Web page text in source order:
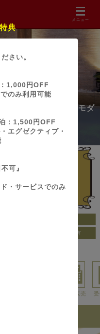
メニュー
ープ
（ホテル ロータス モダ
い！
得！
露天風呂付客室有
貸出・販売
典
さい。
1,000円OFF
のみ利用可能
：1,500円OFF
エグゼクティブ・
可』
・サービスでのみ